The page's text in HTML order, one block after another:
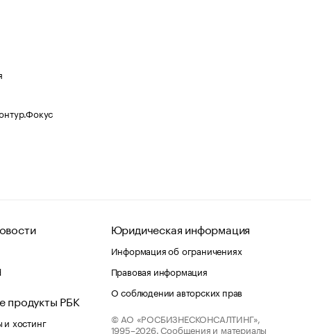
продукты РБК
хостинг
Юридическая информация
Информация об ограничениях
Правовая информация
О соблюдении авторских прав
© АО «РОСБИЗНЕСКОНСАЛТИНГ»,
1995–2026. Сообщения и материалы